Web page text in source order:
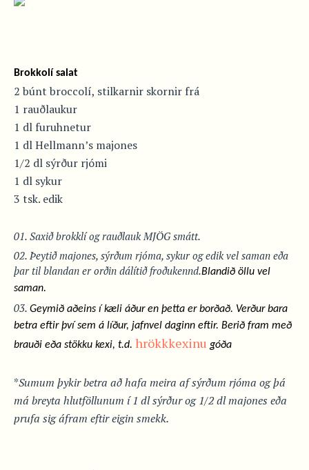
Brokkolí salat
2 búnt broccolí, stilkarnir skornir frá
1 rauðlaukur
1 dl furuhnetur
1 dl Hellmann’s majones
1/2 dl sýrður rjómi
1 dl sykur
3 tsk. edik
Saxið brokklí og rauðlauk MJÖG smátt.
Þeytið majones, sýrðum rjóma, sykur og edik vel saman eða
þar til blandan er orðin dálítið froðukennd.Blandið öllu vel
saman.
Geymið aðeins í kæli áður en þetta er borðað. Verður bara
betra eftir því sem á líður, jafnvel daginn eftir. Berið fram með
brauði eða stökku kexi, t.d. hrökkkexinu góða
*Sumum þykir betra að hafa meira af sýrðum rjóma og þá
má breyta hlutföllunum í 1 dl sýrður og 1/2 dl majones eða
prufa sig áfram eftir eigin smekk.